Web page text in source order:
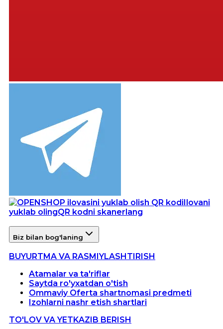
Ilovani
yuklab olingQR kodni skanerlang
Biz bilan bog'laning
BUYURTMA VA RASMIYLASHTIRISH
Atamalar va ta'riflar
Saytda ro'yxatdan o'tish
Ommaviy Oferta shartnomasi predmeti
Izohlarni nashr etish shartlari
TO'LOV VA YETKAZIB BERISH